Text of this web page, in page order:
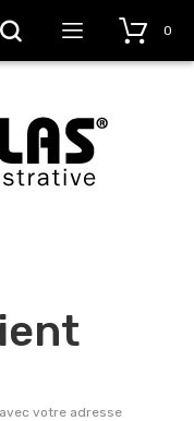
0
votre adresse